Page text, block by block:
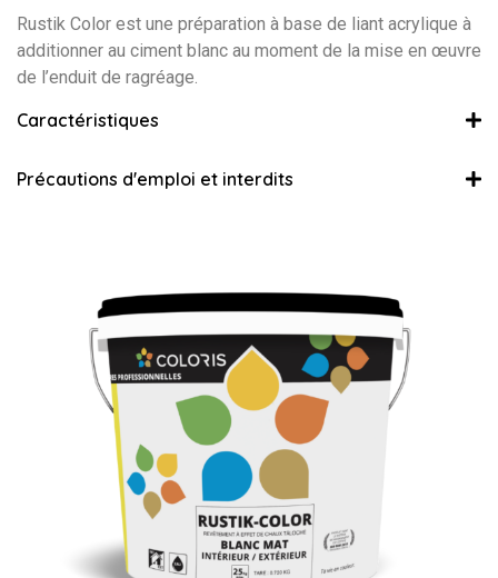
Rustik Color est une préparation à base de liant acrylique à
additionner au ciment blanc au moment de la mise en œuvre
de l’enduit de ragréage.
Caractéristiques
Précautions d'emploi et interdits